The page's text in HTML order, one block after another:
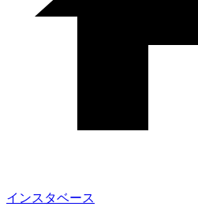
インスタベース